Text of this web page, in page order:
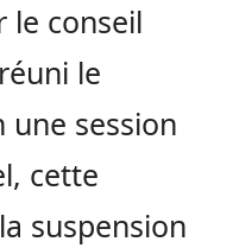
le conseil
le
une session
cette
suspension